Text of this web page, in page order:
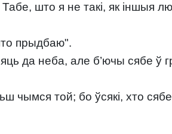
што я не такі, як іншыя
прыдбаю".
да неба, але б’ючы сябе ў
той; бо ўсякі, хто